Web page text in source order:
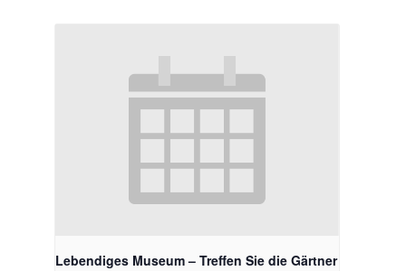
Lebendiges Museum – Treffen Sie die Gärtner